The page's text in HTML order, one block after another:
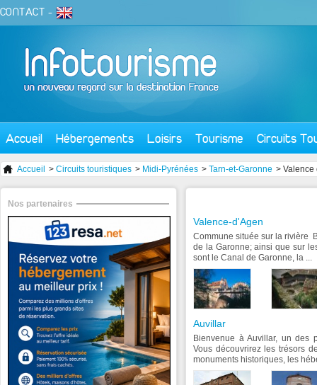
CONTACT -
Accueil Hébergements Loisirs Tourisme Circuits
Accueil > Circuits touristiques > Midi-Pyrénées > Tarn-et-Garonne > Valence
Valence-d'Agen
Commune située sur la rivière
de la Garonne; ainsi que sur
sont le Canal de Garonne, la ...
Auvillar
Bienvenue à Auvillar, un des
Vous découvrirez les trésors
monuments historiques, les
Nos partenaires